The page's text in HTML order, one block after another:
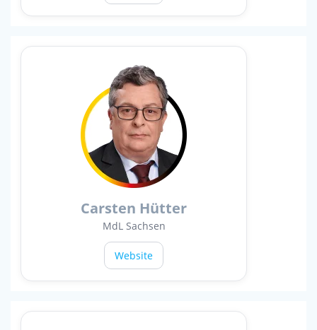
Carsten Hütter
MdL Sachsen
Website